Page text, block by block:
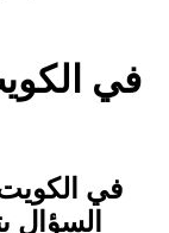
السؤال